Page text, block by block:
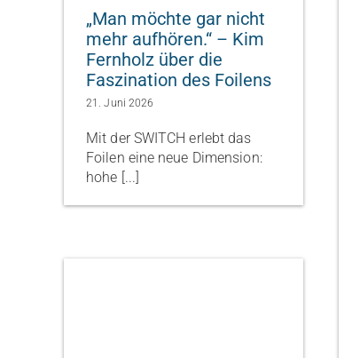
„Man möchte gar nicht
mehr aufhören.“ – Kim
Fernholz über die
Faszination des Foilens
21. Juni 2026
Mit der SWITCH erlebt das
Foilen eine neue Dimension:
hohe [...]